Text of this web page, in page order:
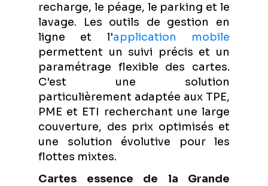
recharge, le péage, le parking et le
lavage. Les outils de gestion en
ligne et l'application mobile
permettent un suivi précis et un
paramétrage flexible des cartes.
C'est une solution
particulièrement adaptée aux TPE,
PME et ETI recherchant une large
couverture, des prix optimisés et
une solution évolutive pour les
flottes mixtes.
Cartes essence de la Grande